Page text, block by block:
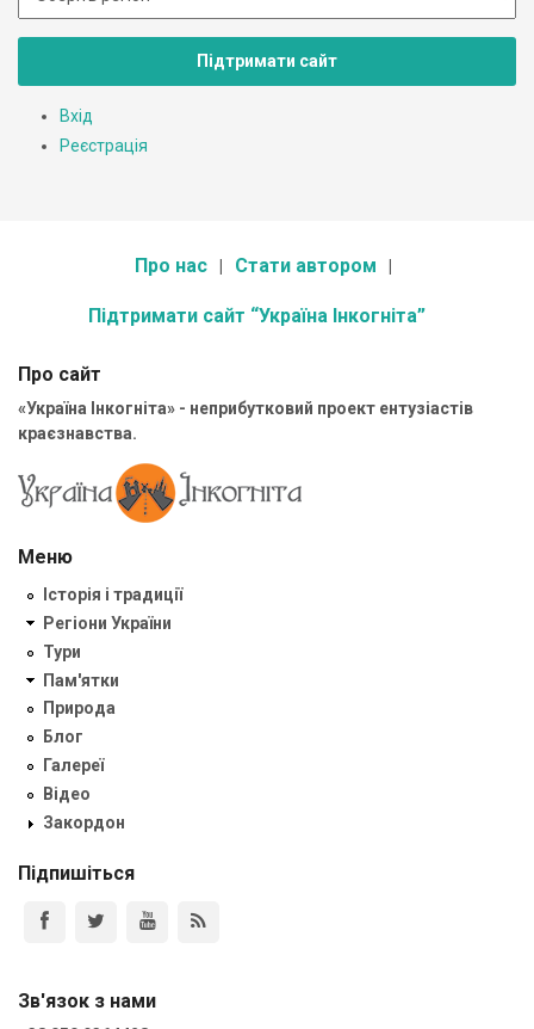
Підтримати сайт
Вхід
Реєстрація
Про нас Стати автором
Підтримати сайт “Україна Інкогніта”
Про сайт
«Україна Інкогніта» - неприбутковий проект ентузіастів
краєзнавства.
Меню
Історія і традиції
Регіони України
Тури
Пам'ятки
Природа
Блог
Галереї
Відео
Закордон
Підпишіться
Зв'язок з нами